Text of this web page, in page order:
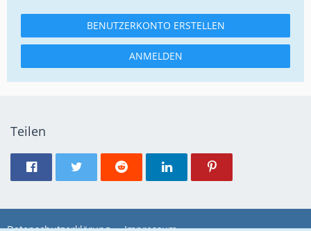
BENUTZERKONTO ERSTELLEN
ANMELDEN
Teilen